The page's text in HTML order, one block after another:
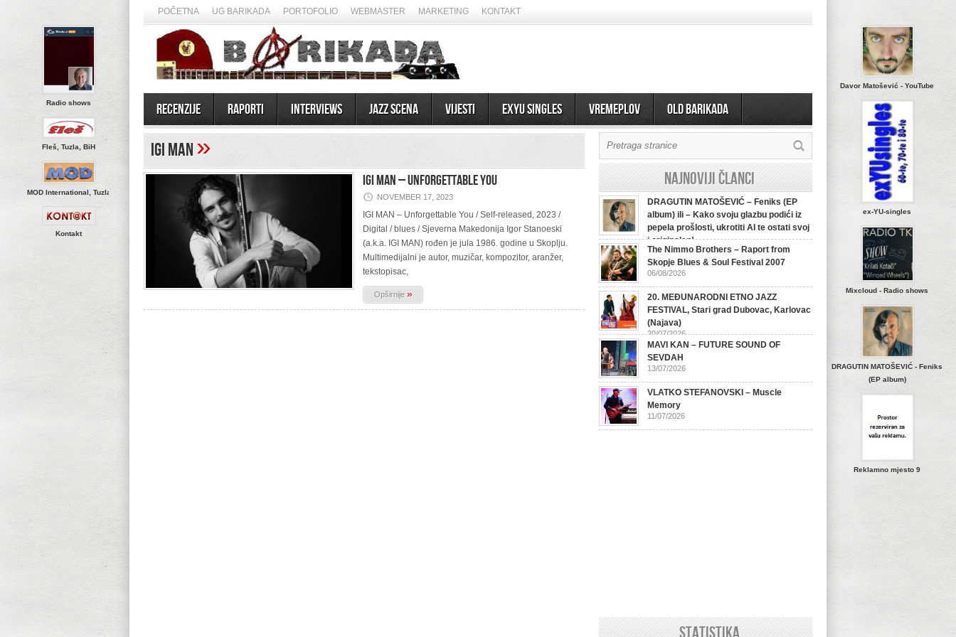
POČETNA UG BARIKADA PORTOFOLIO WEBMASTER MARKETING KONTAKT
Recenzije Raporti Interviews Jazz scena Vijesti EXYU Singles Vremeplov OLD BARIKADA
Radio shows
Fleš, Tuzla, BiH
MOD International, Tuzla
Kontakt
Davor Matošević - YouTube
ex-YU-singles
Mixcloud - Radio shows
DRAGUTIN MATOŠEVIĆ - Feniks
(EP album)
Reklamno mjesto 9
IGI MAN»
IGI MAN – Unforgettable You
NOVEMBER 17, 2023
IGI MAN – Unforgettable You / Self-released, 2023 /
Digital / blues / Sjeverna Makedonija Igor Stanoeski
(a.k.a. IGI MAN) rođen je jula 1986. godine u Skoplju.
Multimedijalni je autor, muzičar, kompozitor, aranžer,
tekstopisac,
Opširnije »
Najnoviji članci
DRAGUTIN MATOŠEVIĆ – Feniks (EP
album) ili – Kako svoju glazbu podići iz
pepela prošlosti, ukrotiti AI te ostati svoj
i originalan!
07/08/2026
The Nimmo Brothers – Raport from
Skopje Blues & Soul Festival 2007
06/08/2026
20. MEĐUNARODNI ETNO JAZZ
FESTIVAL, Stari grad Dubovac, Karlovac
(Najava)
20/07/2026
MAVI KAN – FUTURE SOUND OF
SEVDAH
13/07/2026
VLATKO STEFANOVSKI – Muscle
Memory
11/07/2026